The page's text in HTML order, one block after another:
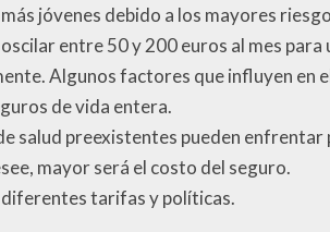
jóvenes debido a los mayores
entre 50 y 200 euros al mes
Algunos factores que influyen en
de vida entera.
salud preexistentes pueden enfrentar
mayor será el costo del seguro.
tarifas y políticas.